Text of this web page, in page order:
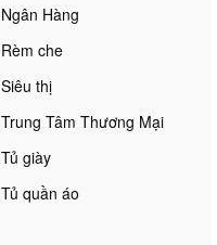
Ngân Hàng
Rèm che
Siêu thị
Trung Tâm Thương Mại
Tủ giày
Tủ quần áo